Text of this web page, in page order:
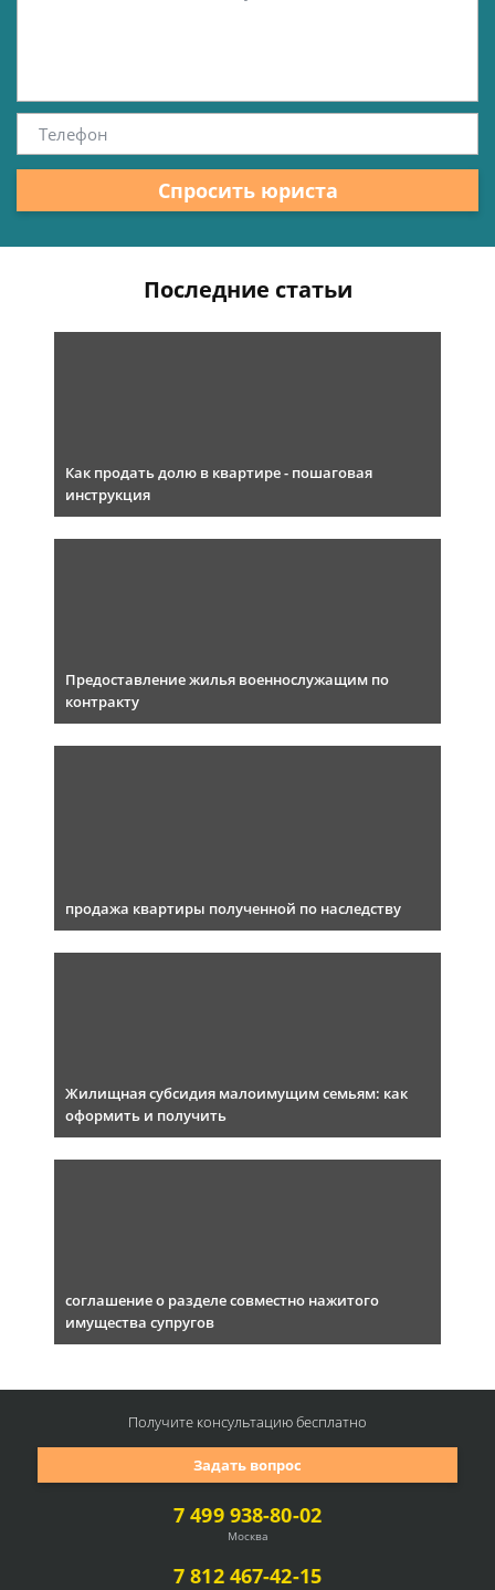
Спросить юриста
Последние статьи
Как продать долю в квартире - пошаговая
инструкция
Предоставление жилья военнослужащим по
контракту
продажа квартиры полученной по наследству
Жилищная субсидия малоимущим семьям: как
оформить и получить
соглашение о разделе совместно нажитого
имущества супругов
7 499 938-80-02
Москва
7 812 467-42-15
Задать вопрос
Получите консультациюбесплатно